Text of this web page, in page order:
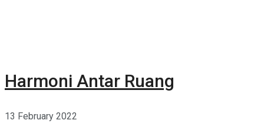
Harmoni Antar Ruang
13 February 2022